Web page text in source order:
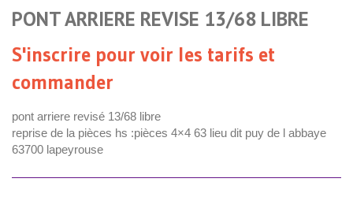
PONT ARRIERE REVISE 13/68 LIBRE
S'inscrire pour voir les tarifs et
commander
pont arriere revisé 13/68 libre
reprise de la pièces hs :pièces 4×4 63 lieu dit puy de l abbaye
63700 lapeyrouse